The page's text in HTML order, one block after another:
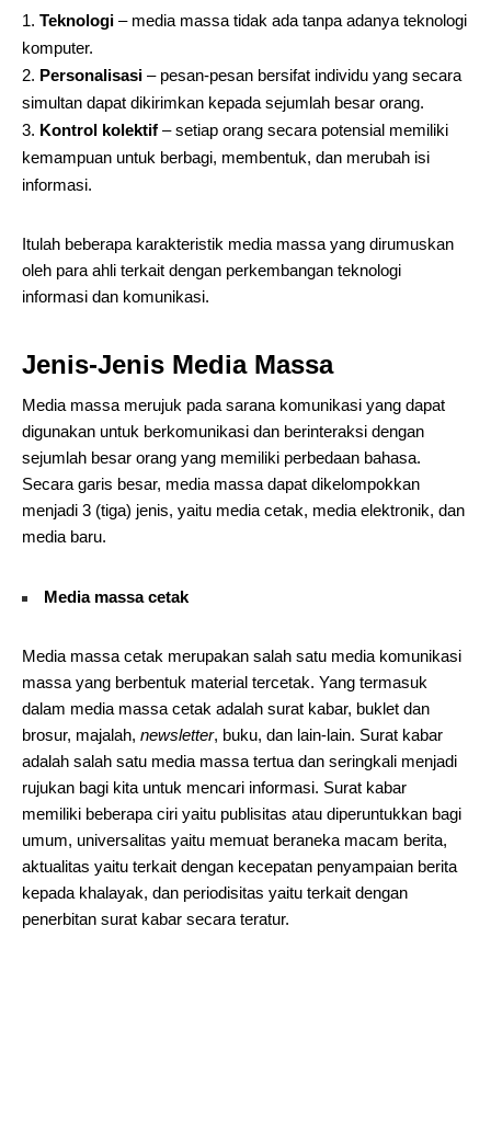
Teknologi – media massa tidak ada tanpa adanya teknologi
komputer.
Personalisasi – pesan-pesan bersifat individu yang secara
simultan dapat dikirimkan kepada sejumlah besar orang.
Kontrol kolektif – setiap orang secara potensial memiliki
kemampuan untuk berbagi, membentuk, dan merubah isi
informasi.
Itulah beberapa karakteristik media massa yang dirumuskan
oleh para ahli terkait dengan perkembangan teknologi
informasi dan komunikasi.
Jenis-Jenis Media Massa
Media massa merujuk pada sarana komunikasi yang dapat
digunakan untuk berkomunikasi dan berinteraksi dengan
sejumlah besar orang yang memiliki perbedaan bahasa.
Secara garis besar, media massa dapat dikelompokkan
menjadi 3 (tiga) jenis, yaitu media cetak, media elektronik, dan
media baru.
Media massa cetak
Media massa cetak merupakan salah satu media komunikasi
massa yang berbentuk material tercetak. Yang termasuk
dalam media massa cetak adalah surat kabar, buklet dan
brosur, majalah, newsletter, buku, dan lain-lain. Surat kabar
adalah salah satu media massa tertua dan seringkali menjadi
rujukan bagi kita untuk mencari informasi. Surat kabar
memiliki beberapa ciri yaitu publisitas atau diperuntukkan bagi
umum, universalitas yaitu memuat beraneka macam berita,
aktualitas yaitu terkait dengan kecepatan penyampaian berita
kepada khalayak, dan periodisitas yaitu terkait dengan
penerbitan surat kabar secara teratur.